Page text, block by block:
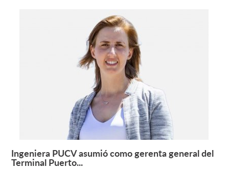
Leer más +
Ingeniera PUCV asumió como gerenta general del
Terminal Puerto...